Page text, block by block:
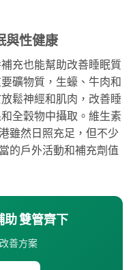
與性健康
充也能幫助改善睡眠質
礦物質，生蠔、牛肉和
鬆神經和肌肉，改善睡
全穀物中攝取。維生素
雖然日照充足，但不少
的戶外活動和補充劑值
助 雙管齊下
善方案